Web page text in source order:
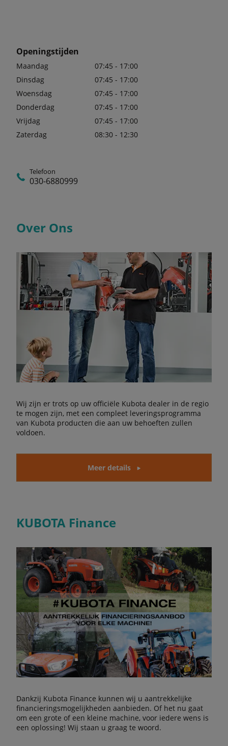
Openingstijden
Maandag
07:45 - 17:00
Dinsdag
07:45 - 17:00
Woensdag
07:45 - 17:00
Donderdag
07:45 - 17:00
Vrijdag
07:45 - 17:00
Zaterdag
08:30 - 12:30
Telefoon
030-6880999
Over Ons
Wij zijn er trots op uw officiële Kubota dealer in de regio
te mogen zijn, met een compleet leveringsprogramma
van Kubota producten die aan uw behoeften zullen
voldoen.
Meer details
KUBOTA Finance
Dankzij Kubota Finance kunnen wij u aantrekkelijke
financieringsmogelijkheden aanbieden. Of het nu gaat
om een grote of een kleine machine, voor iedere wens is
een oplossing! Wij staan u graag te woord.